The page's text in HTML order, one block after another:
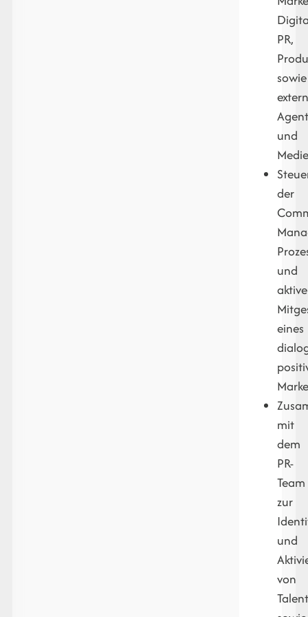
PR,
sowie
und
der
und
aktive
eines
mit
dem
PR-
Team
zur
und
von